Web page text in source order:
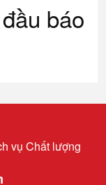
báo
vụ Chất lượng